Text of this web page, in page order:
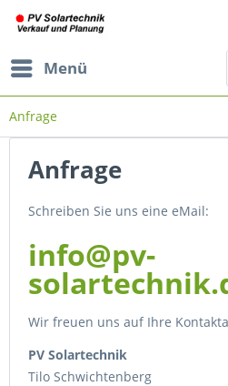
Menü
Anfrage
Anfrage
Schreiben Sie uns eine eMail:
info@pv-
Wir freuen uns auf Ihre
PV Solartechnik
Tilo Schwichtenberg